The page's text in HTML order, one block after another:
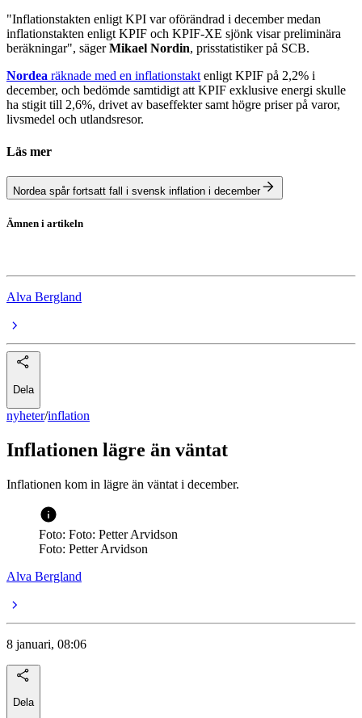
"Inflationstakten enligt KPI var oförändrad i december medan
inflationstakten enligt KPIF och KPIF-XE sjönk visar preliminära
beräkningar", sägerMikael Nordin, prisstatistiker på SCB.
Nordea räknade med en inflationstaktenligt KPIF på 2,2% i
december, och bedömde samtidigt att KPIF exklusive energi skulle
ha stigit till 2,6%, drivet av baseffekter samt högre priser på varor,
livsmedel och utlandsresor.
Läs mer
Nordea spår fortsatt fall i svensk inflation i december
Ämnen i artikeln
Alva Bergland
Dela
nyheter/inflation
Inflationen lägre än väntat
Inflationen kom in lägre än väntat i december.
Foto: Foto: Petter Arvidson
Foto: Petter Arvidson
Alva Bergland
8 januari, 08:06
Dela